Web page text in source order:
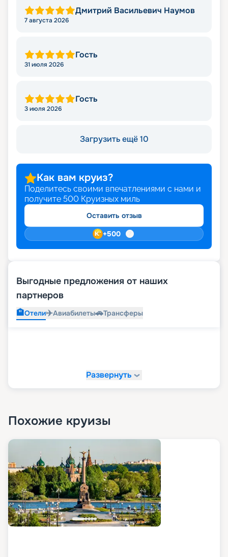
Дмитрий Васильевич Наумов
7 августа 2026
Гость
31 июля 2026
Гость
3 июля 2026
Загрузить ещё 10
Как вам круиз?
Поделитесь своими впечатлениями с нами и
получите 500 Круизных миль
Оставить отзыв
+500
Выгодные предложения от наших
партнеров
🏨Отели✈️Авиабилеты🚗Трансферы
Развернуть
Похожие круизы